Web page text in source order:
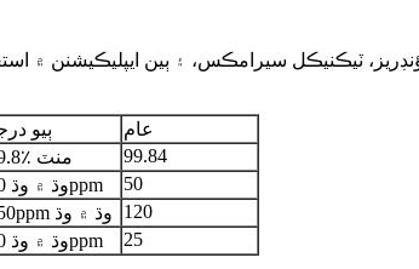
ٽيڪنيڪل سيرامڪس، ۽ ٻين ايپليڪيشنن ۾
ٻيو
عام
99.8٪ منٽ
99.84
وڌ ۾ وڌ 80ppm
50
150ppm وڌ ۾ وڌ
120
وڌ ۾ وڌ 30ppm 25